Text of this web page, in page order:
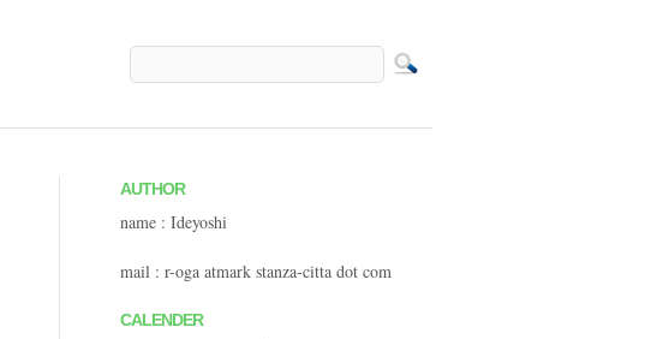
AUTHOR
name : Ideyoshi
mail : r-oga atmark stanza-citta dot com
CALENDER